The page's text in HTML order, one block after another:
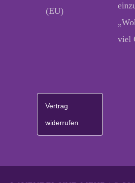
(EU)
viel
Vertrag
widerrufen